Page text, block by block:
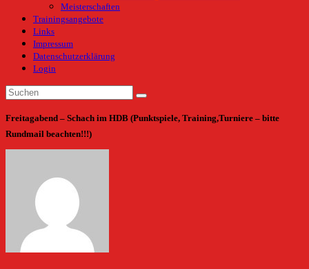
Meisterschaften
Trainingsangebote
Links
Impressum
Datenschutzerklärung
Login
Freitagabend – Schach im HDB (Punktspiele, Training,Turniere – bitte
Rundmail beachten!!!)